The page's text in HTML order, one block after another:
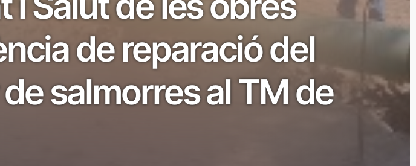
de reparació del
salmorres al TM de